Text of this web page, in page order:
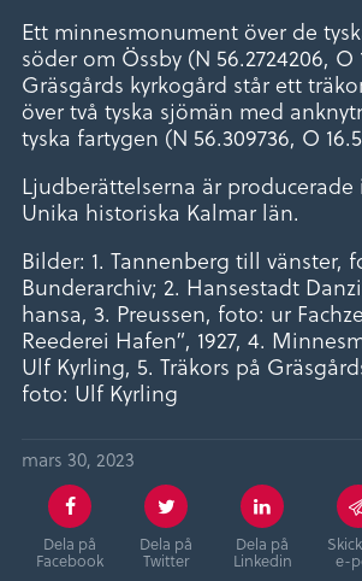
Ett minnesmonument över de
söder om Össby (N 56.2724206, O
Gräsgårds kyrkogård står ett
över två tyska sjömän med
tyska fartygen (N 56.309736, O
Ljudberättelserna är
Unika historiska Kalmar län.
Bilder: 1. Tannenberg till vänster,
Bunderarchiv; 2. Hansestadt
hansa, 3. Preussen, foto: ur
Reederei Hafen”, 1927, 4.
Ulf Kyrling, 5. Träkors på
foto: Ulf Kyrling
mars 30, 2023
Dela på
Facebook
Dela på
Twitter
Dela på
Linkedin e-